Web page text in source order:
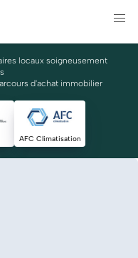
locaux soigneusement
d'achat immobilier
AFC Climatisation